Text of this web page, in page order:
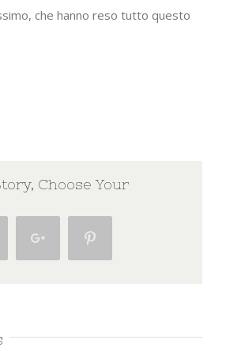
che hanno reso tutto questo
Choose Your
Twitter Google+